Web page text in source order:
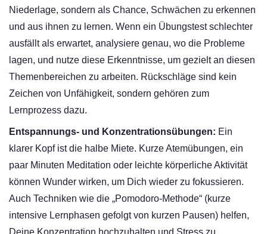
Niederlage, sondern als Chance, Schwächen zu erkennen
und aus ihnen zu lernen. Wenn ein Übungstest schlechter
ausfällt als erwartet, analysiere genau, wo die Probleme
lagen, und nutze diese Erkenntnisse, um gezielt an diesen
Themenbereichen zu arbeiten. Rückschläge sind kein
Zeichen von Unfähigkeit, sondern gehören zum
Lernprozess dazu.
Entspannungs- und Konzentrationsübungen: Ein
klarer Kopf ist die halbe Miete. Kurze Atemübungen, ein
paar Minuten Meditation oder leichte körperliche Aktivität
können Wunder wirken, um Dich wieder zu fokussieren.
Auch Techniken wie die „Pomodoro-Methode“ (kurze
intensive Lernphasen gefolgt von kurzen Pausen) helfen,
Deine Konzentration hochzuhalten und Stress zu